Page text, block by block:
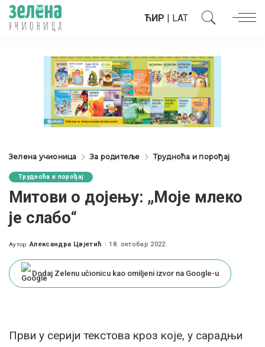
ЋИР | LAT
Зелена учионица За родитеље Трудноћа и порођај
Трудноћа и порођај
Митови о дојењу: „Моје млеко
је слабо“
Posted
Аутор: Александра Цвјетић 18. октобар 2022.
Dodaj Zelenu učionicu kao omiljeni izvor na Google-u
Први у серији текстова кроз које, у сарадњи